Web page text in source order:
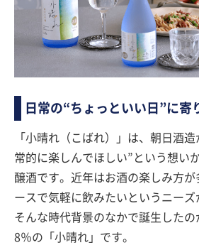
日常の“ちょっといい日”に寄
「小晴れ（こばれ）」は、朝日酒
常的に楽しんでほしい”という想い
醸酒です。近年はお酒の楽しみ方
ースで気軽に飲みたいというニーズ
そんな時代背景のなかで誕生した
8％の「小晴れ」です。